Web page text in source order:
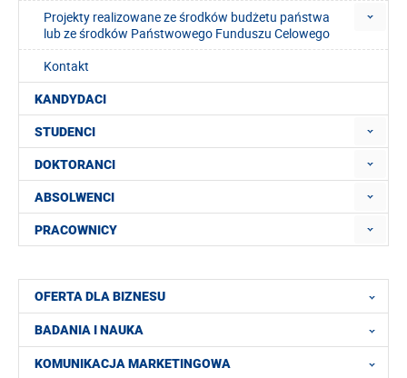
Projekty realizowane ze środków budżetu państwa
lub ze środków Państwowego Funduszu Celowego
Kontakt
KANDYDACI
STUDENCI
DOKTORANCI
ABSOLWENCI
PRACOWNICY
OFERTA DLA BIZNESU
BADANIA I NAUKA
KOMUNIKACJA MARKETINGOWA